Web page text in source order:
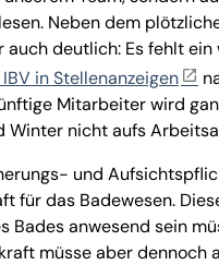
Neben dem
auch deutlich: Es fehlt
in Stellenanzeigen
Mitarbeiter wird
Winter nicht aufs
und
für das Badewesen.
anwesend sein
müsse aber dennoch